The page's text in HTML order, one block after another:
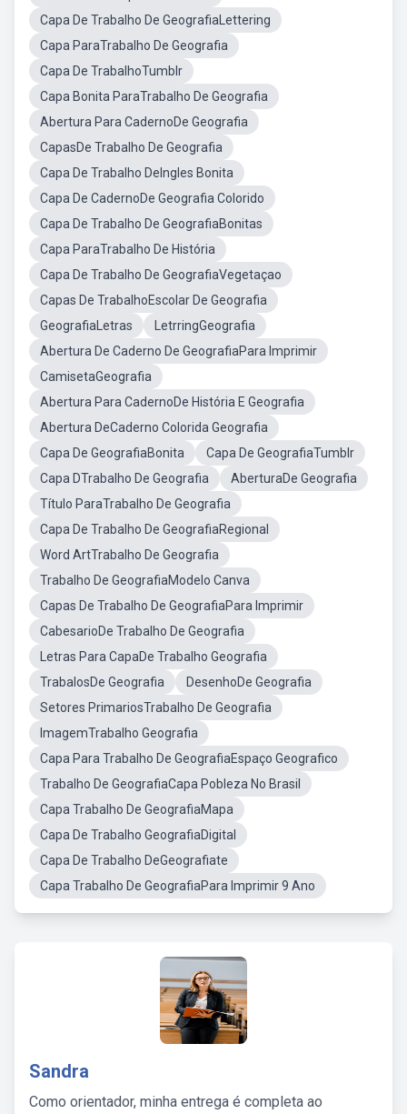
Capa De Trabalho De GeografiaLettering
Capa ParaTrabalho De Geografia
Capa De TrabalhoTumblr
Capa Bonita ParaTrabalho De Geografia
Abertura Para CadernoDe Geografia
CapasDe Trabalho De Geografia
Capa De Trabalho DeIngles Bonita
Capa De CadernoDe Geografia Colorido
Capa De Trabalho De GeografiaBonitas
Capa ParaTrabalho De História
Capa De Trabalho De GeografiaVegetaçao
Capas De TrabalhoEscolar De Geografia
GeografiaLetras
LetrringGeografia
Abertura De Caderno De GeografiaPara Imprimir
CamisetaGeografia
Abertura Para CadernoDe História E Geografia
Abertura DeCaderno Colorida Geografia
Capa De GeografiaBonita
Capa De GeografiaTumblr
Capa DTrabalho De Geografia
AberturaDe Geografia
Título ParaTrabalho De Geografia
Capa De Trabalho De GeografiaRegional
Word ArtTrabalho De Geografia
Trabalho De GeografiaModelo Canva
Capas De Trabalho De GeografiaPara Imprimir
CabesarioDe Trabalho De Geografia
Letras Para CapaDe Trabalho Geografia
TrabalosDe Geografia
DesenhoDe Geografia
Setores PrimariosTrabalho De Geografia
ImagemTrabalho Geografia
Capa Para Trabalho De GeografiaEspaço Geografico
Trabalho De GeografiaCapa Pobleza No Brasil
Capa Trabalho De GeografiaMapa
Capa De Trabalho GeografiaDigital
Capa De Trabalho DeGeografiate
Capa Trabalho De GeografiaPara Imprimir 9 Ano
Sandra
Como orientador, minha entrega é completa ao